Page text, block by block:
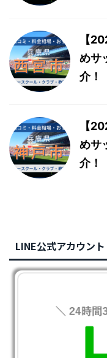
【
めサ
介！
【
めサ
介！
LINE公式アカウント